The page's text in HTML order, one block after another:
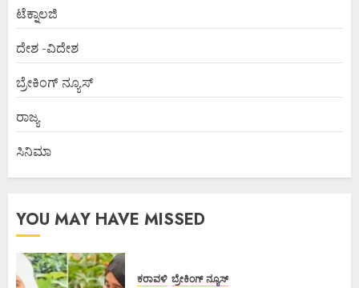
ಟೆಕ್ನಾಲಜಿ
ದೇಶ -ವಿದೇಶ
ಬ್ರೇಕಿಂಗ್ ನ್ಯೂಸ್
ರಾಜ್ಯ
ಸಿನಿಮಾ
YOU MAY HAVE MISSED
ಕರಾವಳಿ ಬ್ರೇಕಿಂಗ್ ನ್ಯೂಸ್